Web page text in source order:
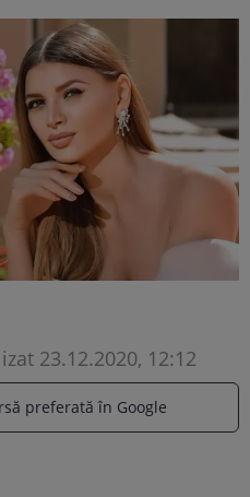
23.12.2020, 12:12
preferată în Google